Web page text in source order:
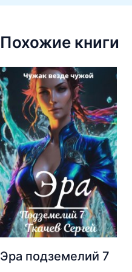
Похожие книги
Эра подземелий 7